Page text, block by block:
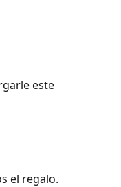
este
el regalo.